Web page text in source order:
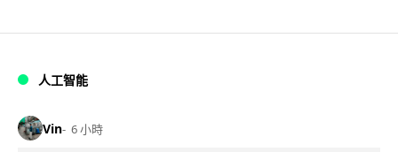
人工智能
Vin 6 小時